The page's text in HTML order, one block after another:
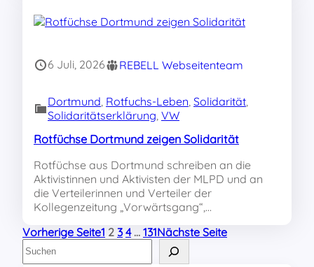
6 Juli, 2026 REBELL Webseitenteam
Dortmund Rotfuchs-Leben Solidarität
Solidaritätserklärung VW
Rotfüchse Dortmund zeigen Solidarität
Rotfüchse aus Dortmund schreiben an die
Aktivistinnen und Aktivisten der MLPD und an
die Verteilerinnen und Verteiler der
Kollegenzeitung „Vorwärtsgang“,…
Vorherige Seite1 2 3 4 … 131Nächste Seite
S
u